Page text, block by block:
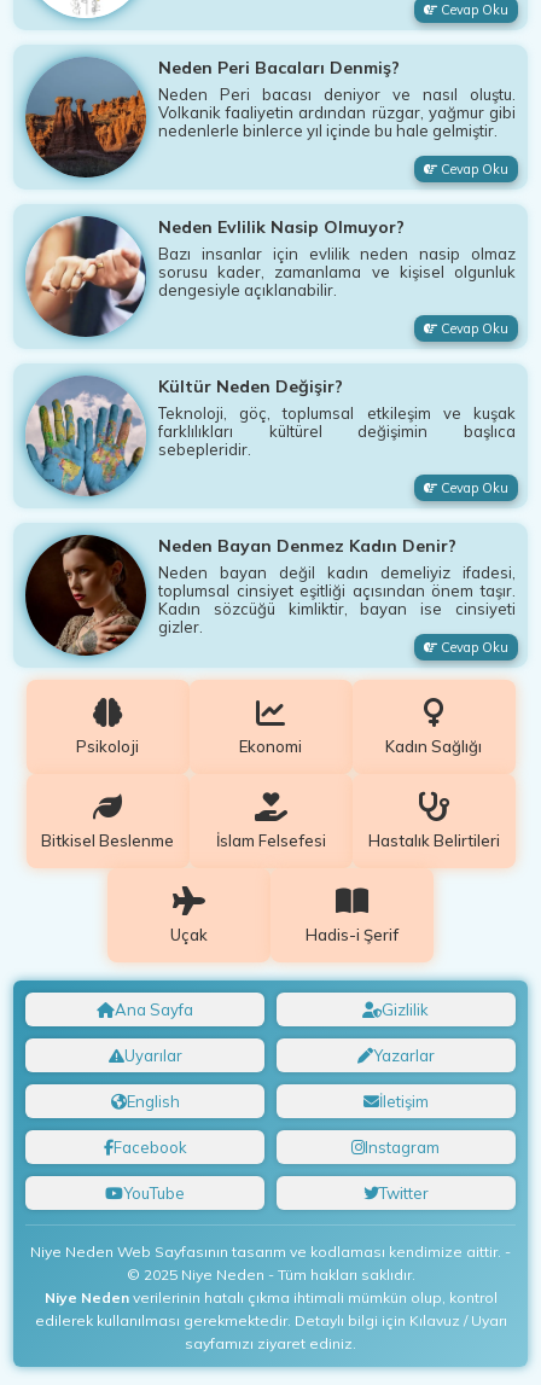
Cevap Oku
Neden Peri Bacaları Denmiş?
Neden Peri bacası deniyor ve nasıl oluştu.
Volkanik faaliyetin ardından rüzgar, yağmur gibi
nedenlerle binlerce yıl içinde bu hale gelmiştir.
Cevap Oku
Neden Evlilik Nasip Olmuyor?
Bazı insanlar için evlilik neden nasip olmaz
sorusu kader, zamanlama ve kişisel olgunluk
dengesiyle açıklanabilir.
Cevap Oku
Kültür Neden Değişir?
Teknoloji, göç, toplumsal etkileşim ve kuşak
farklılıkları kültürel değişimin başlıca
sebepleridir.
Cevap Oku
Neden Bayan Denmez Kadın Denir?
Neden bayan değil kadın demeliyiz ifadesi,
toplumsal cinsiyet eşitliği açısından önem taşır.
Kadın sözcüğü kimliktir, bayan ise cinsiyeti
gizler.
Cevap Oku
Psikoloji Ekonomi Kadın Sağlığı
Bitkisel Beslenme İslam Felsefesi Hastalık Belirtileri
Uçak Hadis-i Şerif
Ana Sayfa Gizlilik
Uyarılar Yazarlar
English İletişim
Facebook Instagram
YouTube Twitter
Niye Neden Web Sayfasının tasarım ve kodlaması kendimize aittir. -
© 2025 Niye Neden - Tüm hakları saklıdır.
Niye Nedenverilerinin hatalı çıkma ihtimali mümkün olup, kontrol
edilerek kullanılması gerekmektedir. Detaylı bilgi için Kılavuz / Uyarı
sayfamızı ziyaret ediniz.